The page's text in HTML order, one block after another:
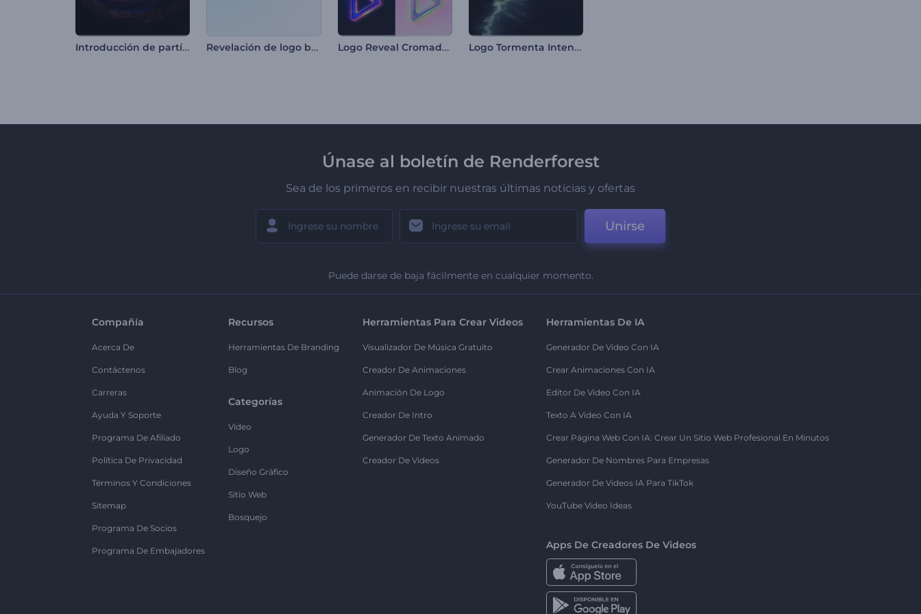
Introducción de partículas de neón en llamas Revelación de logo brillante y minimalista Logo Reveal Cromado Brillante Logo Tormenta Intensa
Únase al boletín de Renderforest
Sea de los primeros en recibir nuestras últimas noticias y ofertas
Unirse
Puede darse de baja fácilmente en cualquier momento.
Compañía
Acerca De
Contáctenos
Carreras
Ayuda Y Soporte
Programa De Afiliado
Política De Privacidad
Términos Y Condiciones
Sitemap
Programa De Socios
Programa De Embajadores
Recursos
Herramientas De Branding
Blog
Categorías
Vídeo
Logo
Diseño Gráfico
Sitio Web
Bosquejo
Herramientas Para Crear Videos
Visualizador De Música Gratuito
Creador De Animaciones
Animación De Logo
Creador De Intro
Generador De Texto Animado
Creador De Videos
Herramientas De IA
Generador De Video Con IA
Crear Animaciones Con IA
Editor De Video Con IA
Texto A Video Con IA
Crear Página Web Con IA: Crear Un Sitio Web Profesional En Minutos
Generador De Nombres Para Empresas
Generador De Videos IA Para TikTok
YouTube Video Ideas
Apps De Creadores De Videos